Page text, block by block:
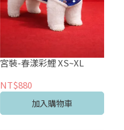
宮裝-春漾彩鯉 XS~XL
NT$880
加入購物車